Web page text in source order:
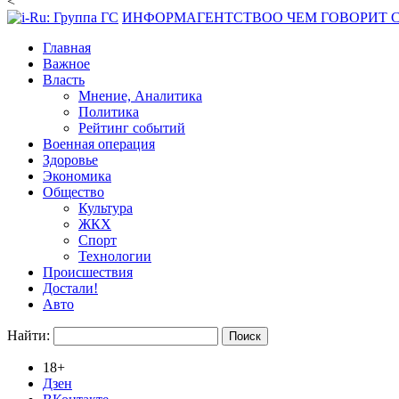
ИНФОРМАГЕНТСТВОО ЧЕМ ГОВОРИТ
Главная
Важное
Власть
Мнение, Аналитика
Политика
Рейтинг событий
Военная операция
Здоровье
Экономика
Общество
Культура
ЖКХ
Спорт
Технологии
Происшествия
Достали!
Авто
Найти:
18+
Дзен